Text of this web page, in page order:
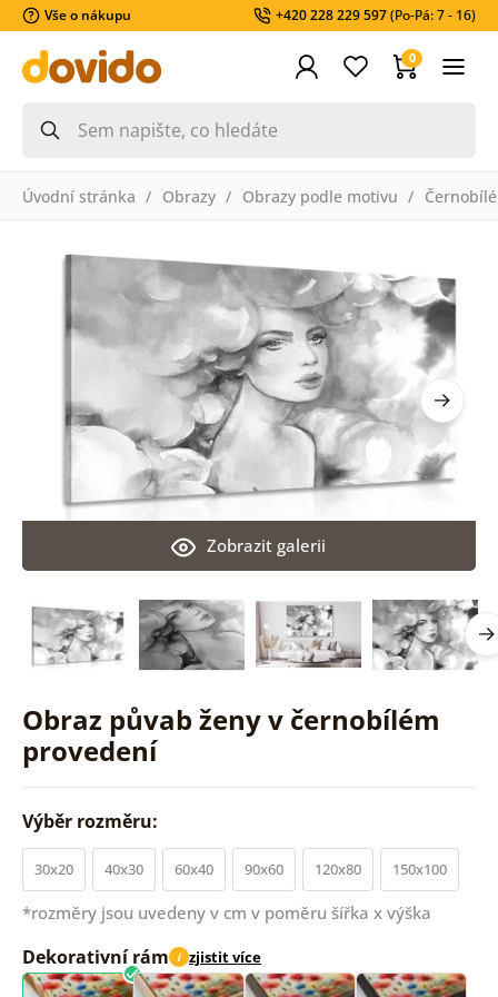
Vše o nákupu +420 228 229 597(Po-Pá: 7 - 16)
0
Úvodní stránka Obrazy Obrazy podle motivu
Obraz půvab ženy v černobílém
provedení
Zobrazit galerii
Výběr rozměru:
30x20 40x30 60x40 90x60 120x80 150x100
*rozměry jsou uvedeny v cm v poměru šířka x výška
Dekorativní rám i zjistit více